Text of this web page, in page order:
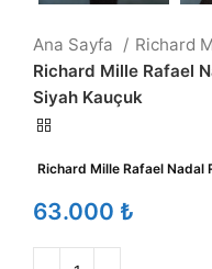
Ana Sayfa
Richard
Richard Mille Rafael
Siyah Kauçuk
Richard Mille Rafael Nadal
₺